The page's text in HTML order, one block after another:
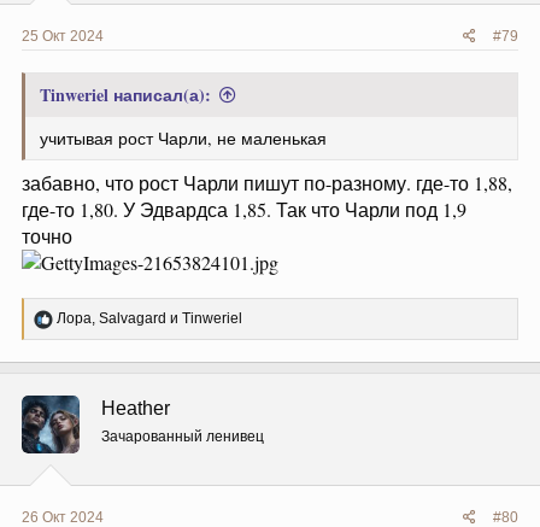
25 Окт 2024 #79
Tinweriel написал(а):
учитывая рост Чарли, не маленькая
забавно, что рост Чарли пишут по-разному. где-то 1,88,
где-то 1,80. У Эдвардса 1,85. Так что Чарли под 1,9
точно
Р
ц
и
и
:
Лора Salvagard и Tinweriel
Heather
Зачарованный ленивец
26 Окт 2024 #80